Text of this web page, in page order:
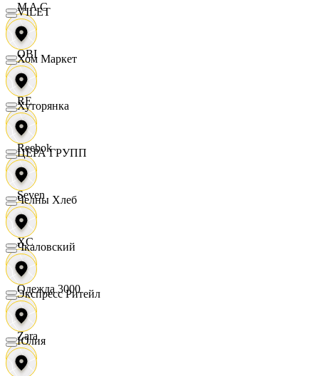
M A C
OBI
RE
Reebok
Seven
XC
Одежда 3000
Zara
VILET
Хом Маркет
Хуторянка
ЦЕРА ГРУПП
Челны Хлеб
Чкаловский
Экспресс Ритейл
Юлия